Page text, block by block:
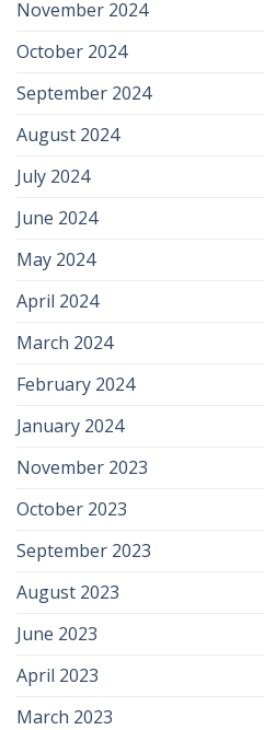
November 2024
October 2024
September 2024
August 2024
July 2024
June 2024
May 2024
April 2024
March 2024
February 2024
January 2024
November 2023
October 2023
September 2023
August 2023
June 2023
April 2023
March 2023